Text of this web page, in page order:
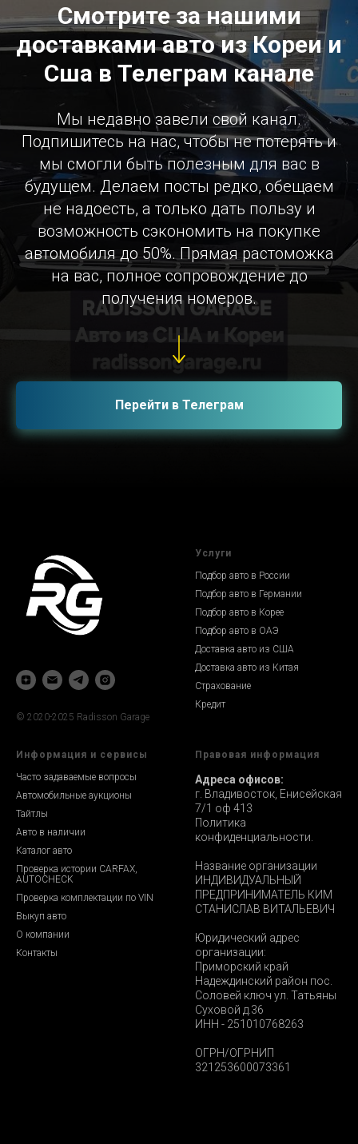
Смотрите за нашими
доставками авто из Кореи и
Сша в Телеграм канале
Мы недавно завели свой канал.
Подпишитесь на нас, чтобы не потерять и
мы смогли быть полезным для вас в
будущем. Делаем посты редко, обещаем
не надоесть, а только дать пользу и
возможность сэкономить на покупке
автомобиля до 50%. Прямая растоможка
на вас, полное сопровождение до
получения номеров.
Перейти в Телеграм
© 2020-2025 Radisson Garage
Услуги
Подбор авто в России
Подбор авто в Германии
Подбор авто в Корее
Подбор авто в ОАЭ
Доставка авто из США
Доставка авто из Китая
Страхование
Кредит
Информация и сервисы
Часто задаваемые вопросы
Автомобильные аукционы
Тайтлы
Авто в наличии
Каталог авто
Проверка истории CARFAX,
AUTOCHECK
Проверка комплектации по VIN
Выкуп авто
О компании
Контакты
Правовая информация
Адреса офисов:
г. Владивосток, Енисейская
7/1 оф 413
Политика
конфиденциальности.
Название организации
ИНДИВИДУАЛЬНЫЙ
ПРЕДПРИНИМАТЕЛЬ КИМ
СТАНИСЛАВ ВИТАЛЬЕВИЧ
Юридический адрес
организации:
Приморский край
Надеждинский район пос.
Соловей ключ ул. Татьяны
Суховой д.36
ИНН - 251010768263
ОГРН/ОГРНИП
321253600073361